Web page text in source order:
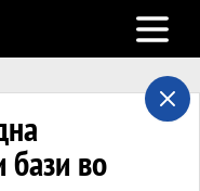
Open
бази во